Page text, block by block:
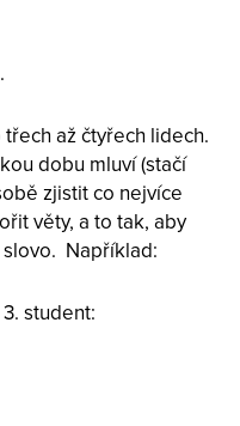
až čtyřech lidech.
dobu mluví (stačí
zjistit co nejvíce
věty, a to tak, aby
Například:
3. student: